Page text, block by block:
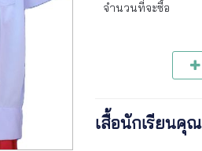
จำนวนที่จะซื้อ
เสื้อนักเรียนคุ